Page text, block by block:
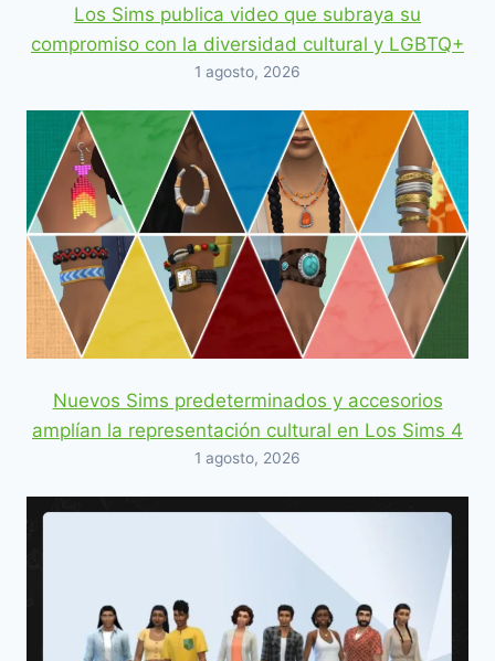
Los Sims publica video que subraya su
compromiso con la diversidad cultural y LGBTQ+
1 agosto, 2026
Nuevos Sims predeterminados y accesorios
amplían la representación cultural en Los Sims 4
1 agosto, 2026